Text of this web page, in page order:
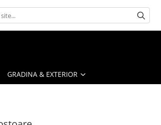
GRADINA & EXTERIOR